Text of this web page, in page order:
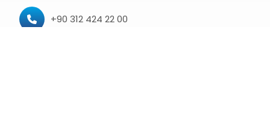
+90 312 424 22 00